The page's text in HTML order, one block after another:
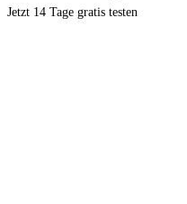
Jetzt 14 Tage gratis testen